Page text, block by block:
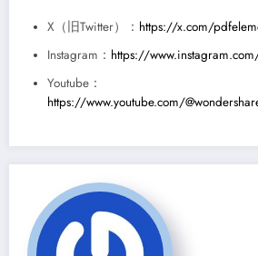
X（旧Twitter）： https://x.com/
Instagram： https://
Youtube：
https://www.youtube.com/